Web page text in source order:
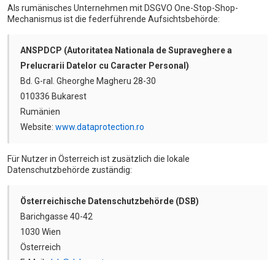
Als rumänisches Unternehmen mit DSGVO One-Stop-Shop-
Mechanismus ist die federführende Aufsichtsbehörde:
ANSPDCP (Autoritatea Nationala de Supraveghere a
Prelucrarii Datelor cu Caracter Personal)
Bd. G-ral. Gheorghe Magheru 28-30
010336 Bukarest
Rumänien
Website: www.dataprotection.ro
Für Nutzer in Österreich ist zusätzlich die lokale
Datenschutzbehörde zuständig:
Österreichische Datenschutzbehörde (DSB)
Barichgasse 40-42
1030 Wien
Österreich